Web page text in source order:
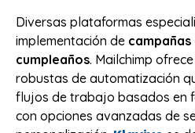
Diversas plataformas
implementación de
cumpleaños. Mailchimp
robustas de automatización
flujos de trabajo basados en
con opciones avanzadas de